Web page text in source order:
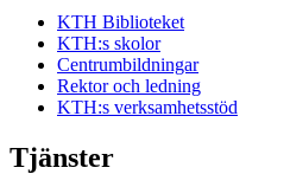
KTH Biblioteket
KTH:s skolor
Centrumbildningar
Rektor och ledning
KTH:s verksamhetsstöd
Tjänster